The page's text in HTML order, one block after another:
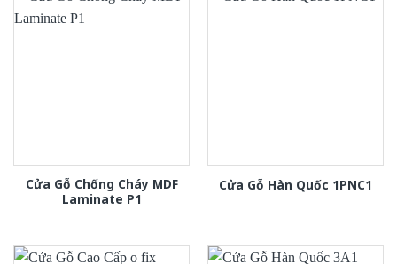
Cửa Gỗ Chống Cháy MDF
Laminate P1
Cửa Gỗ Hàn Quốc 1PNC1